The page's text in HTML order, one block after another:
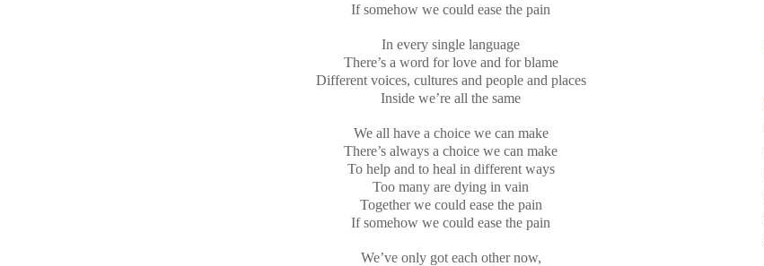
If somehow we could ease the pain
In every single language
There’s a word for love and for blame
Different voices, cultures and people and places
Inside we’re all the same
We all have a choice we can make
There’s always a choice we can make
To help and to heal in different ways
Too many are dying in vain
Together we could ease the pain
If somehow we could ease the pain
We’ve only got each other now,